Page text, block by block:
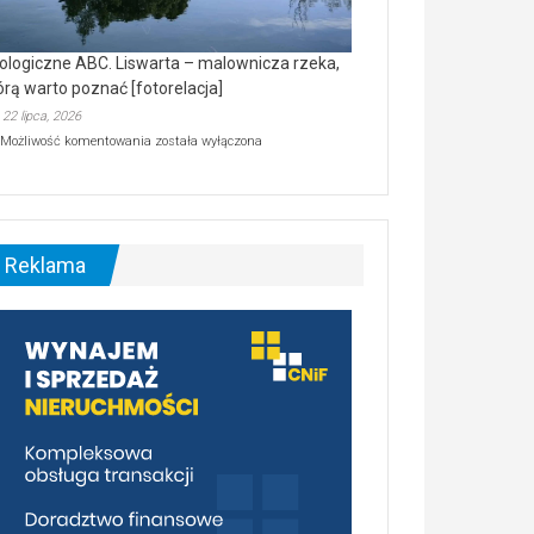
ABC. Liswarta – malownicza rzeka,
warto poznać [fotorelacja]
22 lipca, 2026
Możliwość komentowania Ekologiczne
–
malownicza
[fotorelacja]
została wyłączona
Reklama